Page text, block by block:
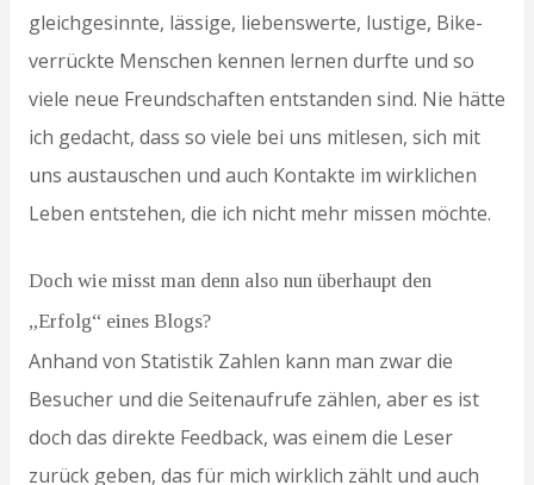
gleichgesinnte, lässige, liebenswerte, lustige, Bike-
verrückte Menschen kennen lernen durfte und so
viele neue Freundschaften entstanden sind. Nie hätte
ich gedacht, dass so viele bei uns mitlesen, sich mit
uns austauschen und auch Kontakte im wirklichen
Leben entstehen, die ich nicht mehr missen möchte.
Doch wie misst man denn also nun überhaupt den
„Erfolg“ eines Blogs?
Anhand von Statistik Zahlen kann man zwar die
Besucher und die Seitenaufrufe zählen, aber es ist
doch das direkte Feedback, was einem die Leser
zurück geben, das für mich wirklich zählt und auch